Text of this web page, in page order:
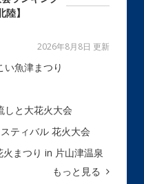
陸】
2026年8月8日 更新
い魚津まつり
しと大花火大会
ティバル 花火大会
まつり in 片山津温泉
もっと見る